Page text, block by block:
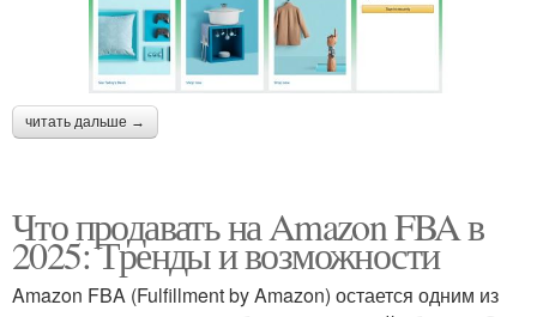
читать дальше →
Что продавать на Amazon FBA в
2025: Тренды и возможности
Amazon FBA (Fulfillment by Amazon) остается одним из